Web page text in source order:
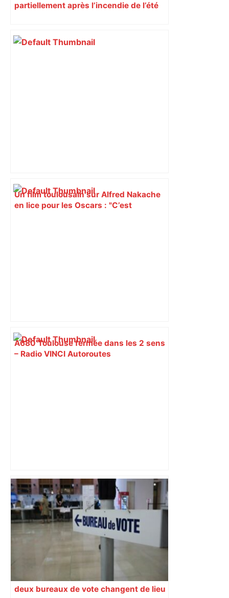
partiellement après l’incendie de l’été
Un film toulousain sur Alfred Nakache
en lice pour les Oscars : "C’est
A680 Toulouse fermée dans les 2 sens
– Radio VINCI Autoroutes
FC Nantes. Une cascade de blessés
contre Toulouse mais « pas de tricheur
», assure Vahid Halilhodzic – Ouest-
France
deux bureaux de vote changent de lieu